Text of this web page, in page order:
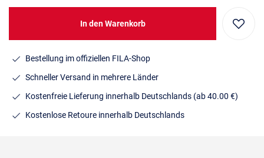
In den Warenkorb
Bestellung im offiziellen FILA-Shop
Schneller Versand in mehrere Länder
Kostenfreie Lieferung innerhalb Deutschlands (ab 40.00 €)
Kostenlose Retoure innerhalb Deutschlands